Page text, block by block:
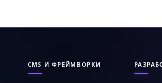
CMS И ФРЕЙМВОРКИ